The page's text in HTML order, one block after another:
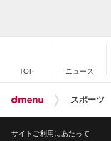
TOP ニュース
スポーツ
サイトご利用にあたって